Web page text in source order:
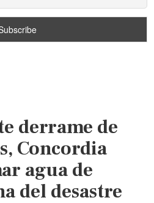
derrame de
Concordia
agua de
del desastre